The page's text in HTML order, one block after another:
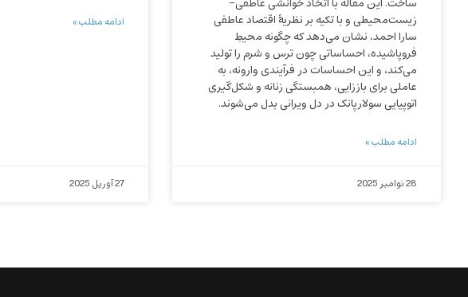
ساخت. این مقاله با اتخاذ خوانشی عاطفی-
زیست‌محیطی و با تکیه بر نظریهٔ اقتصاد عاطفی
سارا احمد، نشان می‌دهد که چگونه محیطِ
فروپاشیده، احساساتی چون ترس و شرم را تولید
می‌کند، و این احساسات در فرآیندی وارونه، به
عاملی برای باززایی، همبستگی زنانه و شکل‌گیری
اتوپیایی سولارپانک در دل ویرانی بدل می‌شوند.
ادامه مطلب »
28 نوامبر 2025
ادامه مطلب »
27 آوریل 2025